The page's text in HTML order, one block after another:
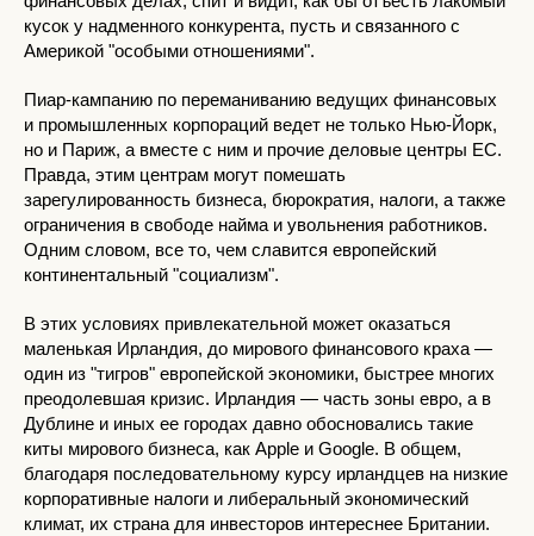
кусок у надменного конкурента, пусть и связанного с
Америкой "особыми отношениями".
Пиар-кампанию по переманиванию ведущих финансовых
и промышленных корпораций ведет не только Нью-Йорк,
но и Париж, а вместе с ним и прочие деловые центры ЕС.
Правда, этим центрам могут помешать
зарегулированность бизнеса, бюрократия, налоги, а также
ограничения в свободе найма и увольнения работников.
Одним словом, все то, чем славится европейский
континентальный "социализм".
В этих условиях привлекательной может оказаться
маленькая Ирландия, до мирового финансового краха —
один из "тигров" европейской экономики, быстрее многих
преодолевшая кризис. Ирландия — часть зоны евро, а в
Дублине и иных ее городах давно обосновались такие
киты мирового бизнеса, как Apple и Google. В общем,
благодаря последовательному курсу ирландцев на низкие
корпоративные налоги и либеральный экономический
климат, их страна для инвесторов интереснее Британии.